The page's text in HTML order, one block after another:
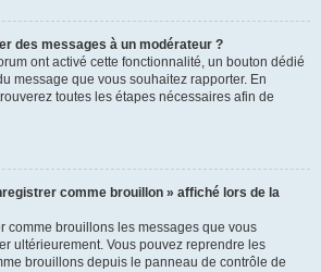
des messages à un modérateur ?
ont activé cette fonctionnalité, un bouton dédié
message que vous souhaitez rapporter. En
toutes les étapes nécessaires afin de
comme brouillon » affiché lors de la
comme brouillons les messages que vous
ultérieurement. Vous pouvez reprendre les
brouillons depuis le panneau de contrôle de